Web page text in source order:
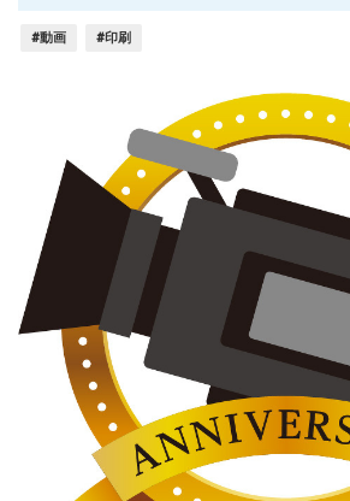
#動画 #印刷